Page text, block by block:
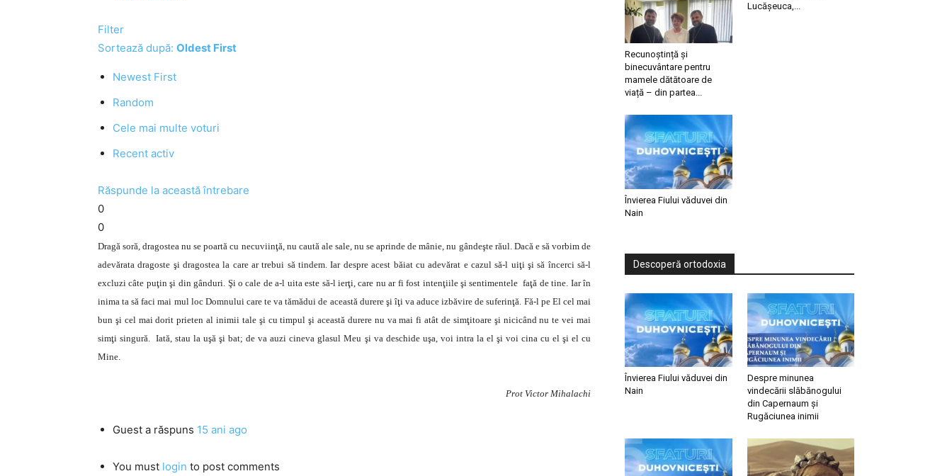
Filter
Sortează după: Oldest First
Newest First
Random
Cele mai multe voturi
Recent activ
Răspunde la această întrebare
0
0
Dragă soră, dragostea nu se poartă cu necuviinţă, nu caută ale sale, nu se aprinde de mânie, nu gândeşte răul. Dacă e să vorbim de
adevărata dragoste şi dragostea la care ar trebui să tindem. Iar despre acest băiat cu adevărat e cazul să-l uiţi şi să încerci să-l
excluzi câte puţin şi din gânduri. Şi o cale de a-l uita este să-l ierţi, care nu ar fi fost intenţiile şi sentimentele faţă de tine. Iar în
inima ta să faci mai mul loc Domnului care te va tămădui de această durere şi îţi va aduce izbăvire de suferinţă. Fă-l pe El cel mai
bun şi cel mai dorit prieten al inimii tale şi cu timpul şi această durere nu va mai fi atât de simţitoare şi nicicând nu te vei mai
simţi singură. Iată, stau la uşă şi bat; de va auzi cineva glasul Meu şi va deschide uşa, voi intra la el şi voi cina cu el şi el cu
Mine.
Prot Victor Mihalachi
Guest a răspuns 15 ani ago
You must login to post comments
Recunoștință și
binecuvântare pentru
mamele dătătoare de
viață – din partea...
Lucășeuca,...
Învierea Fiului văduvei din
Nain
Descoperă ortodoxia
Învierea Fiului văduvei din
Nain
Despre minunea
vindecării slăbănogului
din Capernaum și
Rugăciunea inimii